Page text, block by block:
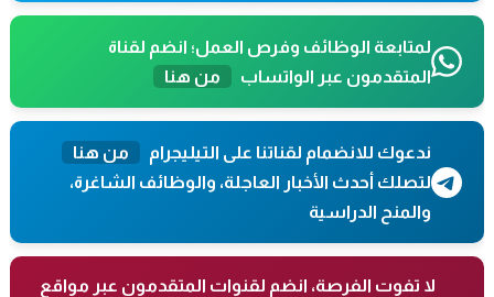
لمتابعة الوظائف وفرص العمل؛ انضم لقناة
المتقدمون عبر الواتساب
من هنا
ندعوك للانضمام لقناتنا على التيليجرام
من هنا
لتصلك أحدث الأخبار العاجلة، والوظائف الشاغرة،
والمنح الدراسية
لا تفوت الفرصة، انضم لقنوات المتقدمون عبر مواقع